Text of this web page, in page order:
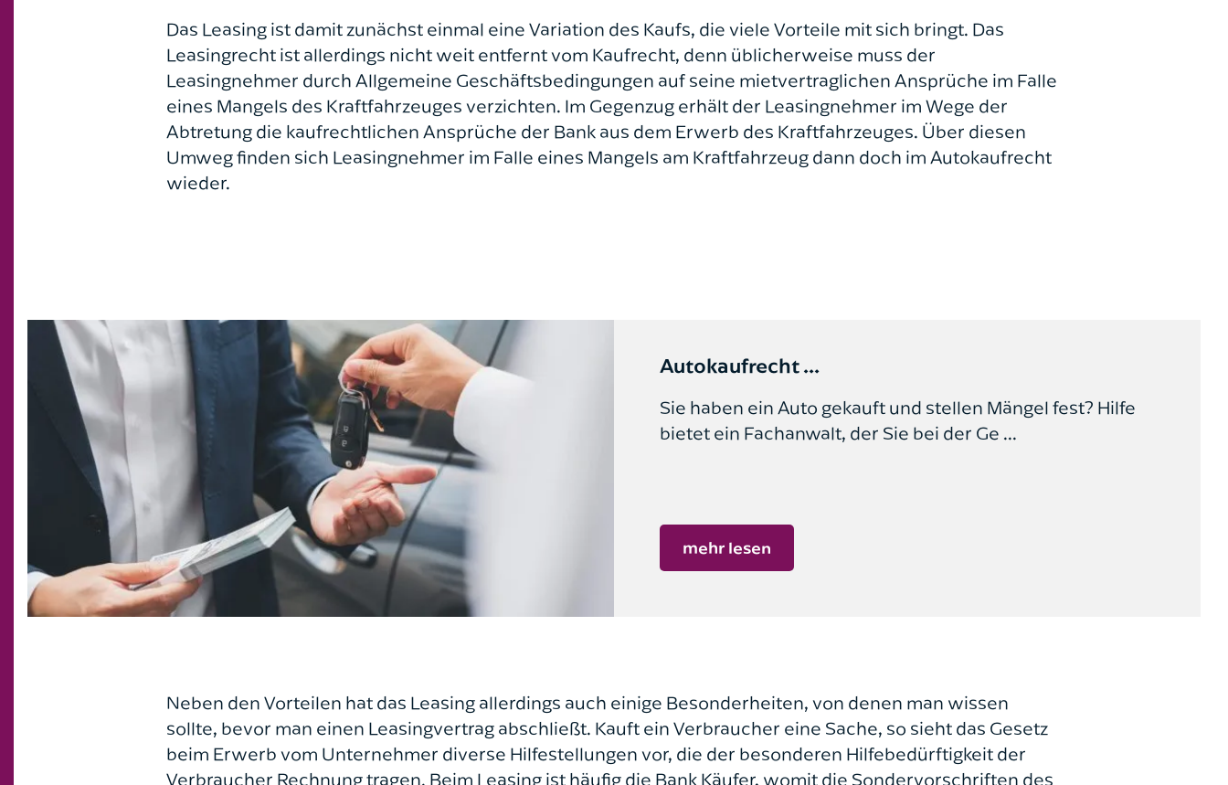
Das Leasing ist damit zunächst einmal eine Variation des Kaufs, die viele Vorteile mit sich bringt. Das
Leasingrecht ist allerdings nicht weit entfernt vom Kaufrecht, denn üblicherweise muss der
Leasingnehmer durch Allgemeine Geschäftsbedingungen auf seine mietvertraglichen Ansprüche im Falle
eines Mangels des Kraftfahrzeuges verzichten. Im Gegenzug erhält der Leasingnehmer im Wege der
Abtretung die kaufrechtlichen Ansprüche der Bank aus dem Erwerb des Kraftfahrzeuges. Über diesen
Umweg finden sich Leasingnehmer im Falle eines Mangels am Kraftfahrzeug dann doch im Autokaufrecht
wieder.
Autokaufrecht ...
Sie haben ein Auto gekauft und stellen Mängel fest? Hilfe
bietet ein Fachanwalt, der Sie bei der Ge ...
mehr lesen
Neben den Vorteilen hat das Leasing allerdings auch einige Besonderheiten, von denen man wissen
sollte, bevor man einen Leasingvertrag abschließt. Kauft ein Verbraucher eine Sache, so sieht das Gesetz
beim Erwerb vom Unternehmer diverse Hilfestellungen vor, die der besonderen Hilfebedürftigkeit der
Verbraucher Rechnung tragen. Beim Leasing ist häufig die Bank Käufer, womit die Sondervorschriften des